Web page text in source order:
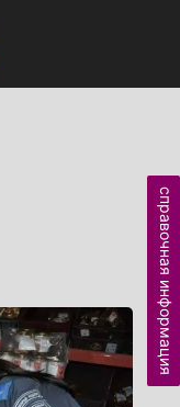
справочная информация